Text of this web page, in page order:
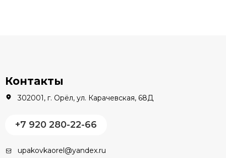
Контакты
302001, г. Орёл, ул. Карачевская, 68Д
+7 920 280-22-66
upakovkaorel@yandex.ru